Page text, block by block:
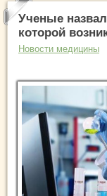
Ученые
которой
Новости медицины